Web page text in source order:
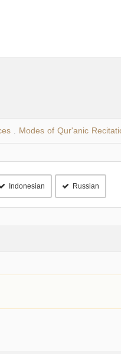
Modes of Qur'anic
Indonesian Russian